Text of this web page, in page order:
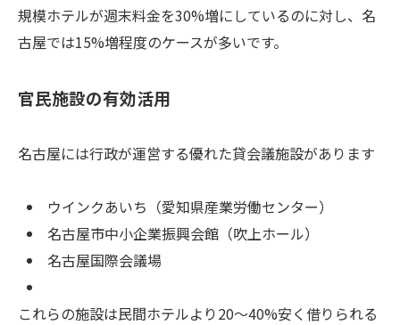
規模ホテルが週末料金を30%増にしているのに対し、名
古屋では15%増程度のケースが多いです。
官民施設の有効活用
名古屋には行政が運営する優れた貸会議施設があります
ウインクあいち（愛知県産業労働センター）
名古屋市中小企業振興会館（吹上ホール）
名古屋国際会議場
これらの施設は民間ホテルより20〜40%安く借りられる